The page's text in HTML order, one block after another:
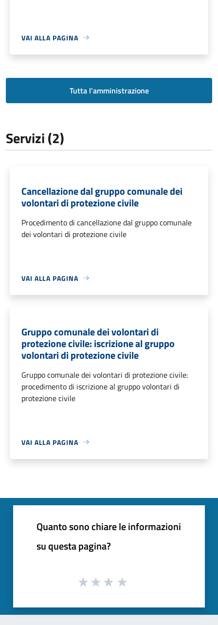
VAI ALLA PAGINA
Tutta l'amministrazione
Servizi (2)
Cancellazione dal gruppo comunale dei
volontari di protezione civile
Procedimento di cancellazione dal gruppo comunale
dei volontari di protezione civile
VAI ALLA PAGINA
Gruppo comunale dei volontari di
protezione civile: iscrizione al gruppo
volontari di protezione civile
Gruppo comunale dei volontari di protezione civile:
procedimento di iscrizione al gruppo volontari di
protezione civile
VAI ALLA PAGINA
Quanto sono chiare le informazioni
su questa pagina?